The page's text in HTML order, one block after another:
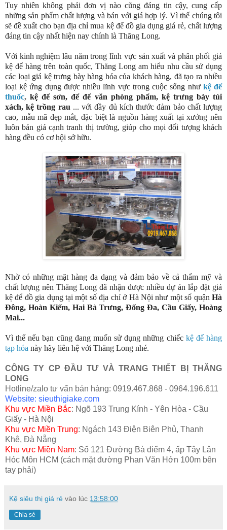
Tuy nhiên không phải đơn vị nào cũng đáng tin cậy, cung cấp
những sản phẩm chất lượng và bán với giá hợp lý. Vì thế chúng tôi
sẽ đề xuất cho bạn địa chỉ mua kệ để đồ gia dụng giá rẻ, chất lượng
đáng tin cậy nhất hiện nay chính là Thăng Long.
Với kinh nghiệm lâu năm trong lĩnh vực sản xuất và phân phối giá
kệ để hàng trên toàn quốc, Thăng Long am hiểu nhu cầu sử dụng
các loại giá kệ trưng bày hàng hóa của khách hàng, đã tạo ra nhiều
loại kệ ứng dụng được nhiều lĩnh vực trong cuộc sống như kệ để
thuốc, kệ để sơn, để để văn phòng phẩm, kệ trưng bày túi
xách, kệ trồng rau ... với đầy đủ kích thước đảm bảo chất lượng
cao, mẫu mã đẹp mắt, đặc biệt là nguồn hàng xuất tại xưởng nên
luôn bán giá cạnh tranh thị trường, giúp cho mọi đối tượng khách
hàng đều có cơ hội sở hữu.
Nhờ có những mặt hàng đa dạng và đảm bảo về cả thẩm mỹ và
chất lượng nên Thăng Long đã nhận được nhiều dự án lắp đặt giá
kệ để đồ gia dụng tại một số địa chỉ ở Hà Nội như một số quận Hà
Đông, Hoàn Kiếm, Hai Bà Trưng, Đống Đa, Cầu Giấy, Hoàng
Mai...
Vì thế nếu bạn cũng đang muốn sử dụng những chiếc kệ để hàng
tạp hóa này hãy liên hệ với Thăng Long nhé.
CÔNG TY CP ĐẦU TƯ VÀ TRANG THIẾT BỊ THĂNG
LONG
Hotline/zalo tư vấn bán hàng: 0919.467.868 - 0964.196.611
Website: sieuthigiake.com
Khu vực Miền Bắc: Ngõ 193 Trung Kính - Yên Hòa - Cầu
Giấy - Hà Nội
Khu vực Miền Trung: Ngách 143 Điện Biên Phủ, Thanh
Khê, Đà Nẵng
Khu vực Miền Nam: Số 121 Đường Bà điểm 4, ấp Tây Lân
Hóc Môn HCM (cách mặt đường Phan Văn Hớn 100m bên
tay phải)
Kệ siêu thị giá rẻ vào lúc 13:58:00
Chia sẻ